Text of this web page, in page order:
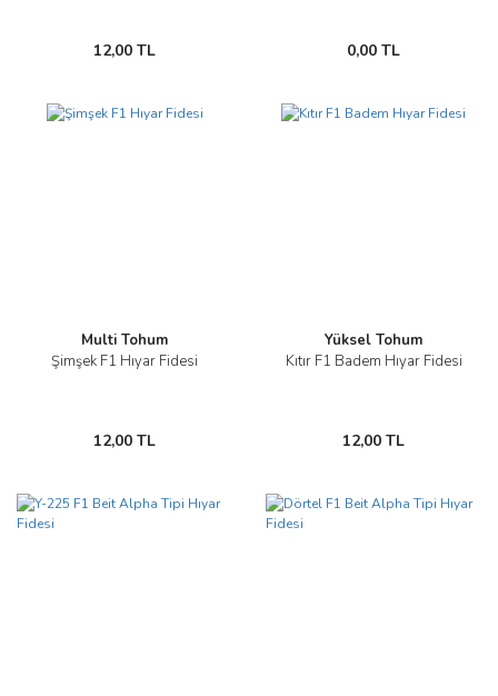
12,00 TL 0,00 TL
Multi Tohum
Şimşek F1 Hıyar Fidesi
12,00 TL
Yüksel Tohum
Kıtır F1 Badem Hıyar Fidesi
12,00 TL